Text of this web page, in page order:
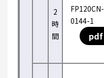
2
時
間
FP120CN-
0144-1
pdf